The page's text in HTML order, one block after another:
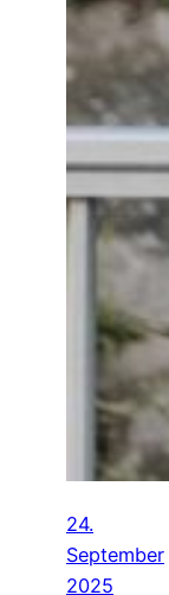
24.
September
2025